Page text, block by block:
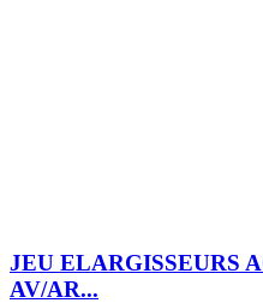
JEU ELARGISSEURS
AV/AR...